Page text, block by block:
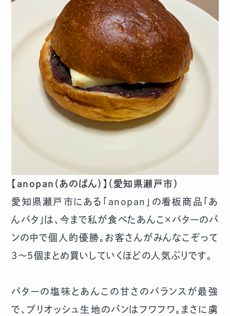
【anopan（あのぱん）】（愛知県瀬戸市）
愛知県瀬戸市にある「anopan」の看板商品「あ
んバタ」は、今まで私が食べたあんこ×バターのパ
ンの中で個人的優勝。お客さんがみんなこぞって
3～5個まとめ買いしていくほどの人気ぶりです。
バターの塩味とあんこの甘さのバランスが最強
で、ブリオッシュ生地のパンはフワフワ。まさに虜